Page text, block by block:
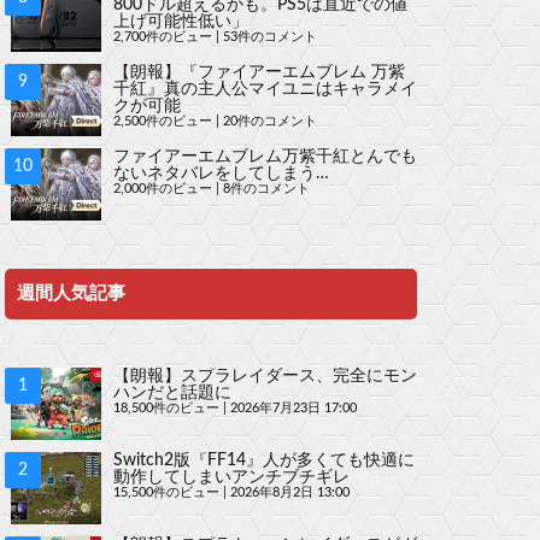
800ドル超えるかも。PS5は直近での値
上げ可能性低い」
2,700件のビュー 53件のコメント
【朗報】『ファイアーエムブレム 万紫
千紅』真の主人公マイユニはキャラメイ
クが可能
2,500件のビュー 20件のコメント
ファイアーエムブレム万紫千紅とんでも
ないネタバレをしてしまう…
2,000件のビュー 8件のコメント
週間人気記事
【朗報】スプラレイダース、完全にモン
ハンだと話題に
18,500件のビュー 2026年7月23日 17:00
Switch2版『FF14』人が多くても快適に
動作してしまいアンチブチギレ
15,500件のビュー 2026年8月2日 13:00